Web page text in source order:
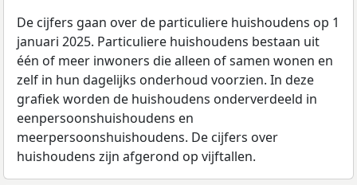
De cijfers gaan over de particuliere huishoudens op 1
januari 2025. Particuliere huishoudens bestaan uit
één of meer inwoners die alleen of samen wonen en
zelf in hun dagelijks onderhoud voorzien. In deze
grafiek worden de huishoudens onderverdeeld in
eenpersoonshuishoudens en
meerpersoonshuishoudens. De cijfers over
huishoudens zijn afgerond op vijftallen.